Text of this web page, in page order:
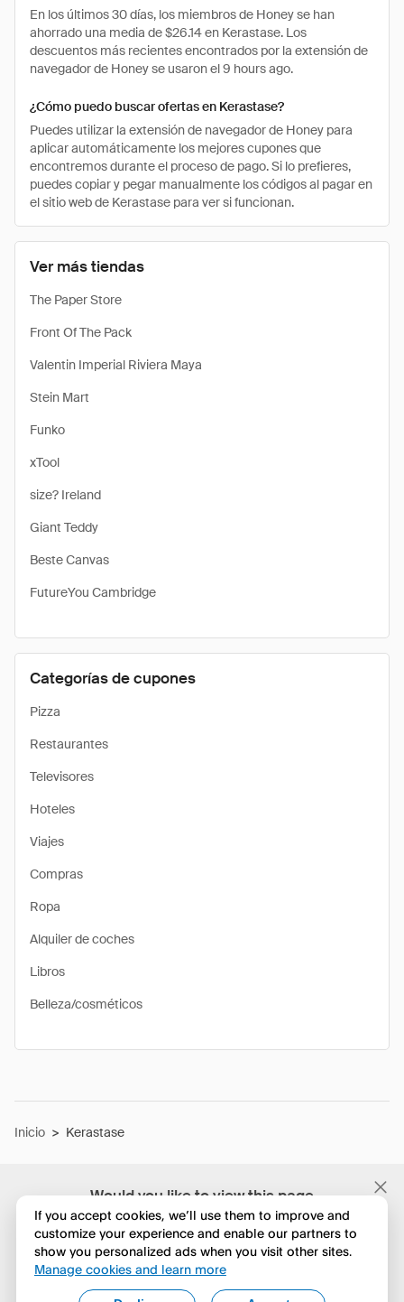
Would you like to view this page
in English?
No, seguir navegando
Ver más tiendas
The Paper Store
Front Of The Pack
Valentin Imperial Riviera Maya
Stein Mart
Funko
xTool
size? Ireland
Giant Teddy
Beste Canvas
FutureYou Cambridge
Categorías de cupones
Pizza
Restaurantes
Televisores
Hoteles
Viajes
Compras
Ropa
Alquiler de coches
Libros
Belleza/cosméticos
En los últimos 30 días, los miembros de Honey se han
ahorrado una media de $26.14 en Kerastase. Los
descuentos más recientes encontrados por la extensión de
navegador de Honey se usaron el 9 hours ago.
¿Cómo puedo buscar ofertas en Kerastase?
Puedes utilizar la extensión de navegador de Honey para
aplicar automáticamente los mejores cupones que
encontremos durante el proceso de pago. Si lo prefieres,
puedes copiar y pegar manualmente los códigos al pagar en
el sitio web de Kerastase para ver si funcionan.
Inicio > Kerastase
If you accept cookies, we’ll use them to improve and
customize your experience and enable our partners to
show you personalized ads when you visit other sites.
Manage cookies and learn more